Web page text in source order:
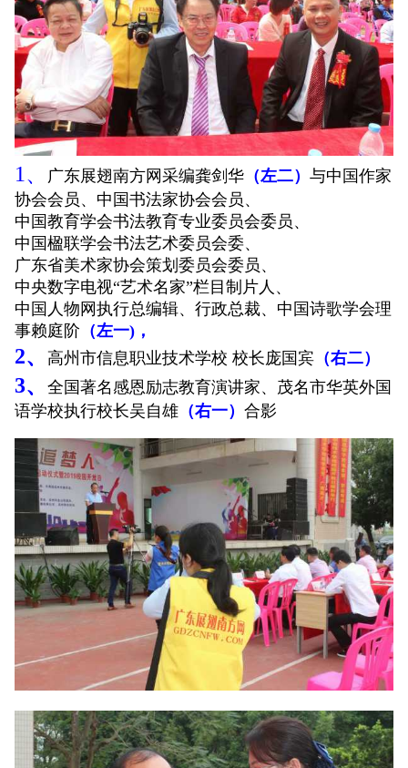
1、 广东展翅南方网采编龚剑华 （左二） 与中国作家
协会会员、 中国书法家协会会员、
中国教育学会书法教育专业委员会委员、
中国楹联学会书法艺术委员会委、
广东省美术家协会策划委员会委员、
中央数字电视“艺术名家”栏目制片人、
中国人物网执行总编辑、行政总裁、中国诗歌学会理
事赖庭阶 （左一)，
2、 高州市信息职业技术学校 校长庞国宾 （右二）
3、
全国著名感恩励志教育演讲家、茂名市华英外国
语学校执行校长吴自雄 （右一） 合影